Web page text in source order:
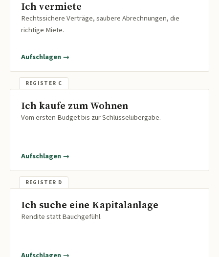
Ich vermiete
Rechtssichere Verträge, saubere Abrechnungen, die
richtige Miete.
Aufschlagen →
Ich kaufe zum Wohnen
Vom ersten Budget bis zur Schlüsselübergabe.
Aufschlagen →
Ich suche eine Kapitalanlage
Rendite statt Bauchgefühl.